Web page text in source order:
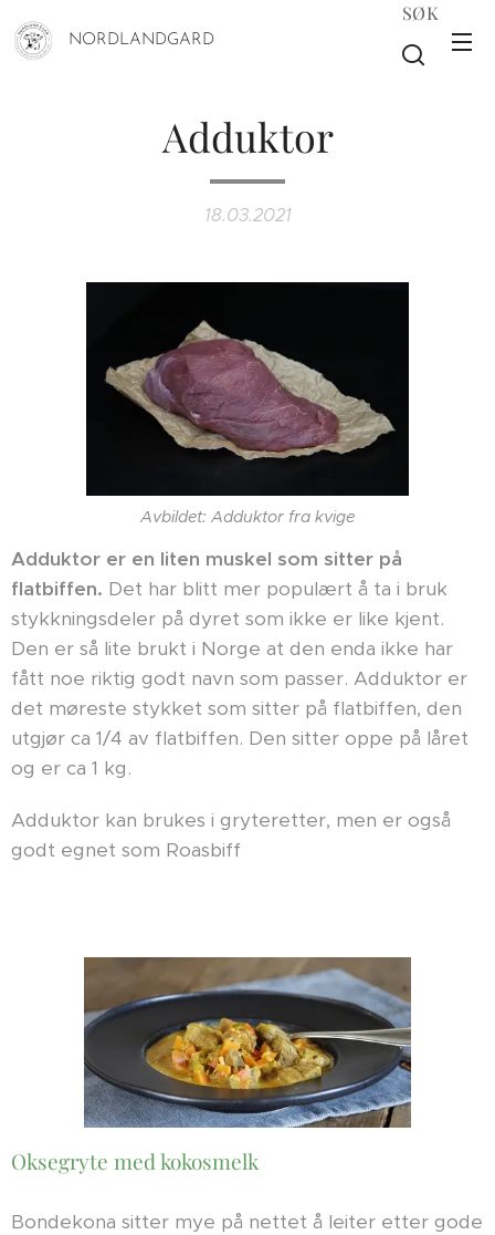
NORDLANDGARD
SØK
Adduktor
18.03.2021
Avbildet: Adduktor fra kvige
Adduktor er en liten muskel som sitter på
flatbiffen. Det har blitt mer populært å ta i bruk
stykkningsdeler på dyret som ikke er like kjent.
Den er så lite brukt i Norge at den enda ikke har
fått noe riktig godt navn som passer. Adduktor er
det møreste stykket som sitter på flatbiffen, den
utgjør ca 1/4 av flatbiffen. Den sitter oppe på låret
og er ca 1 kg.
Adduktor kan brukes i gryteretter, men er også
godt egnet som Roasbiff
Oksegryte med kokosmelk
Bondekona sitter mye på nettet å leiter etter gode